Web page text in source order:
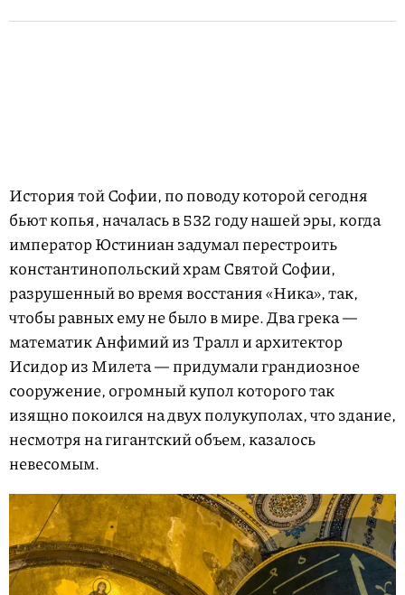
История той Софии, по поводу которой сегодня
бьют копья, началась в 532 году нашей эры, когда
император Юстиниан задумал перестроить
константинопольский храм Святой Софии,
разрушенный во время восстания «Ника», так,
чтобы равных ему не было в мире. Два грека —
математик Анфимий из Тралл и архитектор
Исидор из Милета — придумали грандиозное
сооружение, огромный купол которого так
изящно покоился на двух полукуполах, что здание,
несмотря на гигантский объем, казалось
невесомым.